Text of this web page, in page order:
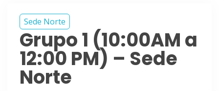
Sede Norte
Grupo 1 (10:00AM a
12:00 PM) – Sede
Norte